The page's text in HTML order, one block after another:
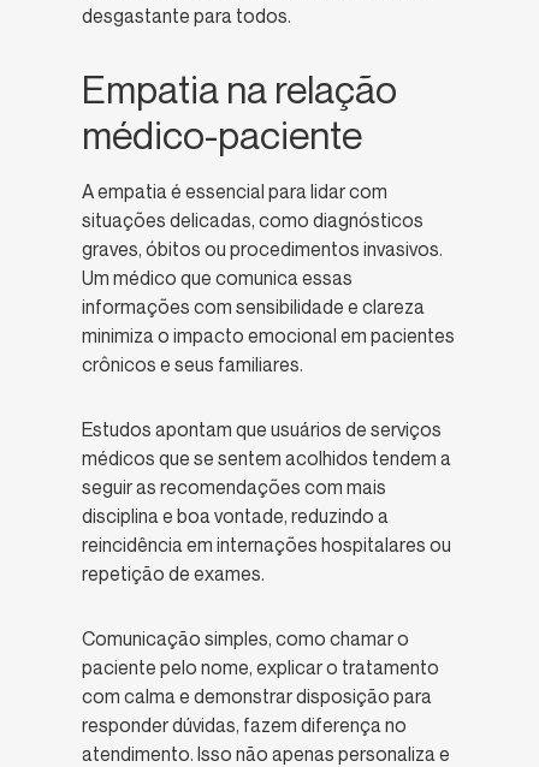
desgastante para todos.
Empatia na relação
médico-paciente
A empatia é essencial para lidar com
situações delicadas, como diagnósticos
graves, óbitos ou procedimentos invasivos.
Um médico que comunica essas
informações com sensibilidade e clareza
minimiza o impacto emocional em pacientes
crônicos e seus familiares.
Estudos apontam que usuários de serviços
médicos que se sentem acolhidos tendem a
seguir as recomendações com mais
disciplina e boa vontade, reduzindo a
reincidência em internações hospitalares ou
repetição de exames.
Comunicação simples, como chamar o
paciente pelo nome, explicar o tratamento
com calma e demonstrar disposição para
responder dúvidas, fazem diferença no
atendimento. Isso não apenas personaliza e